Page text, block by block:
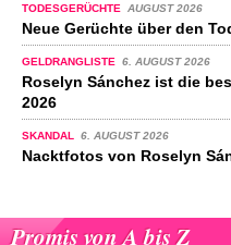
TODESGERÜCHTE AUGUST 2026
Neue Gerüchte über den
GELDRANGLISTE 6. AUGUST 2026
Roselyn Sánchez ist die
2026
SKANDAL 6. AUGUST 2026
Nacktfotos von Roselyn
Promis von A bis Z